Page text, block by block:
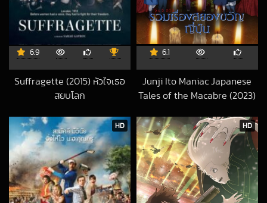
6.9
Suffragette (2015) หัวใจเธอ
สยบโลก
6.1
Junji Ito Maniac Japanese
Tales of the Macabre (2023)
ญี่ปุ่น
2026-01-11 UTC
HD HD